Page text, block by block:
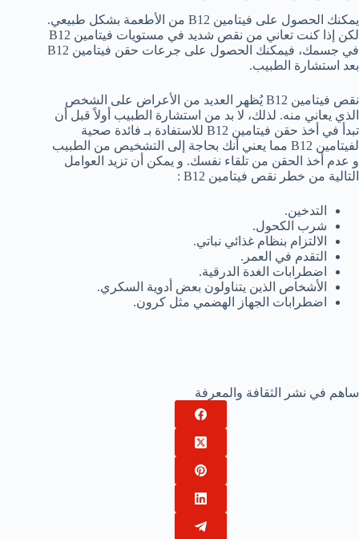
يمكنك الحصول على فيتامين B12 من الأطعمة بشكل طبيعي.
لكن إذا كنت تعاني من نقص شديد في مستويات فيتامين B12
في جسمك، فيمكنك الحصول على جرعات حقن فيتامين B12
بعد استشارة الطبيب.
نقص فيتامين B12 يُظهر العديد من الأعراض على الشخص
الذي يعاني منه. لذلك، لا بد من استشارة الطبيب أولاً قبل أن
تبدأ في أخذ حقن فيتامين B12 للاستفادة بـ فائدة صحية
لفيتامين B12 مما يعني أنك بحاجة إلى التشخيص من الطبيب
و عدم أخذ الحقن من تلقاء نفسك. و يمكن أن تزيد العوامل
التالية من خطر نقص فيتامين B12 :
التدخين.
شرب الكحول.
الالتزام بنظام غذائي نباتي.
التقدم في العمر.
اضطرابات الغدة الدرقية.
الأشخاص الذين يتناولون بعض أدوية السكري.
اضطرابات الجهاز الهضمي مثل كرون.
ساهم في نشر الثقافة والمعرفة